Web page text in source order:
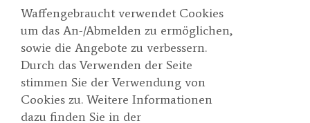
Waffengebraucht verwendet Cookies
um das An-/Abmelden zu ermöglichen,
sowie die Angebote zu verbessern.
Durch das Verwenden der Seite
stimmen Sie der Verwendung von
Cookies zu. Weitere Informationen
dazu finden Sie in der
21.90 €
Suche
Partner
AGBs
Wertgarner 1820
Jagd & SporthandelsgmbH
Dr. Karl-Renner-Straße 48